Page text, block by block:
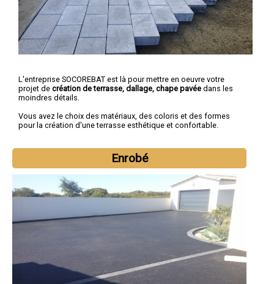
L'entreprise SOCOREBAT est là pour mettre en oeuvre votre
projet de création de terrasse, dallage, chape pavée dans les
moindres détails.
Vous avez le choix des matériaux, des coloris et des formes
pour la création d'une terrasse esthétique et confortable.
Enrobé